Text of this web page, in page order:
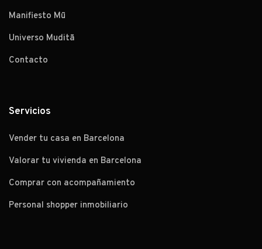
Manifiesto Mū
Universo Muditā
Contacto
Servicios
Vender tu casa en Barcelona
Valorar tu vivienda en Barcelona
Comprar con acompañamiento
Personal shopper inmobiliario